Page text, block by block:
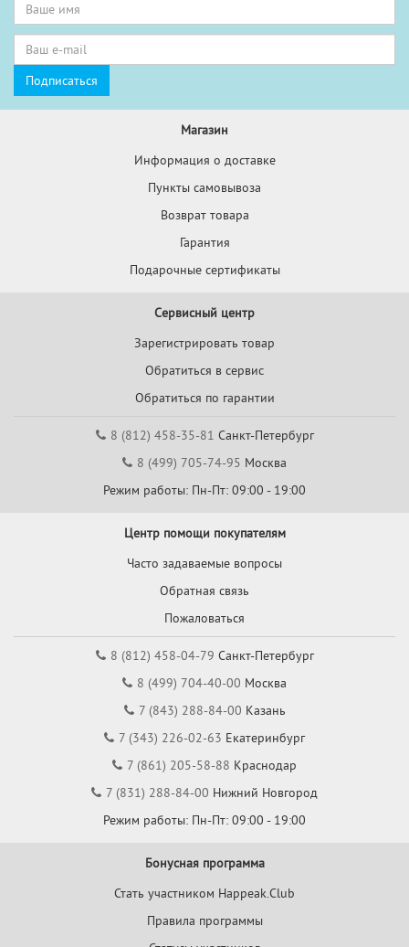
Магазин
Информация о доставке
Пункты самовывоза
Возврат товара
Гарантия
Подарочные сертификаты
Сервисный центр
Зарегистрировать товар
Обратиться в сервис
Обратиться по гарантии
8 (812) 458-35-81 Санкт-Петербург
8 (499) 705-74-95 Москва
Режим работы: Пн-Пт: 09:00 - 19:00
Центр помощи покупателям
Часто задаваемые вопросы
Обратная связь
Пожаловаться
8 (812) 458-04-79 Санкт-Петербург
8 (499) 704-40-00 Москва
7 (843) 288-84-00 Казань
7 (343) 226-02-63 Екатеринбург
7 (861) 205-58-88 Краснодар
7 (831) 288-84-00 Нижний Новгород
Режим работы: Пн-Пт: 09:00 - 19:00
Бонусная программа
Стать участником Happeak.Club
Правила программы